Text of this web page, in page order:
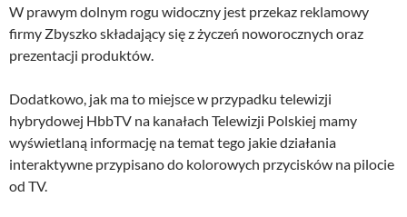
W prawym dolnym rogu widoczny jest przekaz reklamowy
firmy Zbyszko składający się z życzeń noworocznych oraz
prezentacji produktów.
Dodatkowo, jak ma to miejsce w przypadku telewizji
hybrydowej HbbTV na kanałach Telewizji Polskiej mamy
wyświetlaną informację na temat tego jakie działania
interaktywne przypisano do kolorowych przycisków na pilocie
od TV.